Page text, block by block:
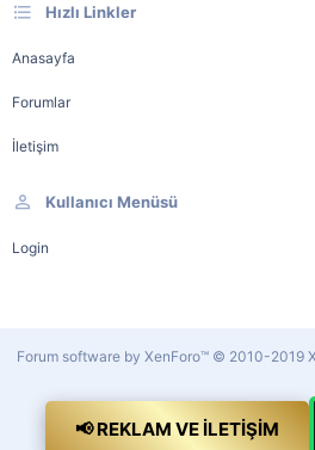
Hızlı Linkler
Anasayfa
Forumlar
İletişim
Kullanıcı Menüsü
Login
Forum software by XenForo™ © 2010-2019
📢 REKLAM VE İLETIŞIM